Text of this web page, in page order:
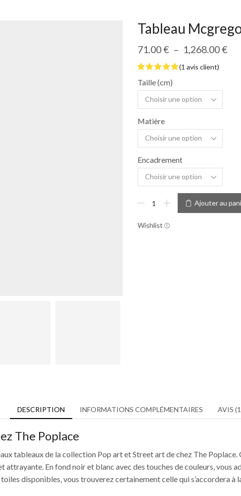
Tableau
71.00€ – 1,268.00€
(1 avis client)
Taille (cm)
Matière
Encadrement
Ajouter au
Wishlist
DESCRIPTION INFORMATIONS COMPLÉMENTAIRES AVIS
The Poplace
tableaux de la collection Pop art et Street art de chez The
attrayante. En fond noir et blanc avec des touches de couleurs,
disponibles, vous trouverez certainement celle qui s’accordera